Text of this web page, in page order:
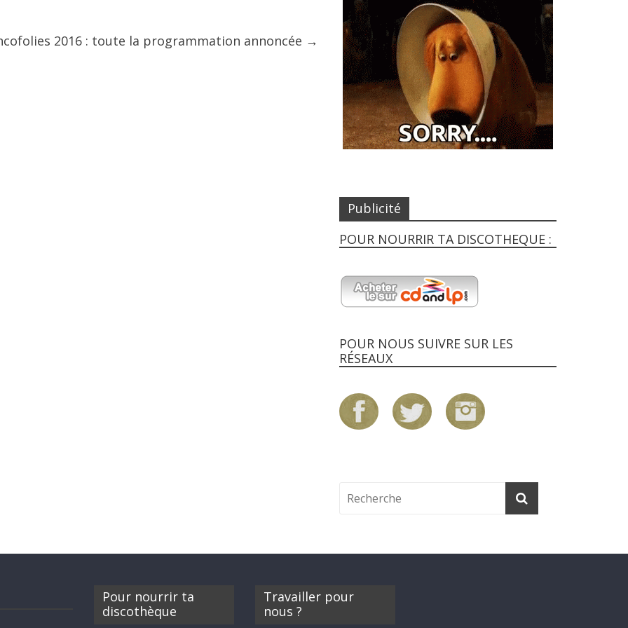
2016 : toute la programmation annoncée →
Publicité
POUR NOURRIR TA DISCOTHEQUE :
POUR NOUS SUIVRE SUR LES
RÉSEAUX
Pour nourrir ta
discothèque
Travailler pour
nous ?